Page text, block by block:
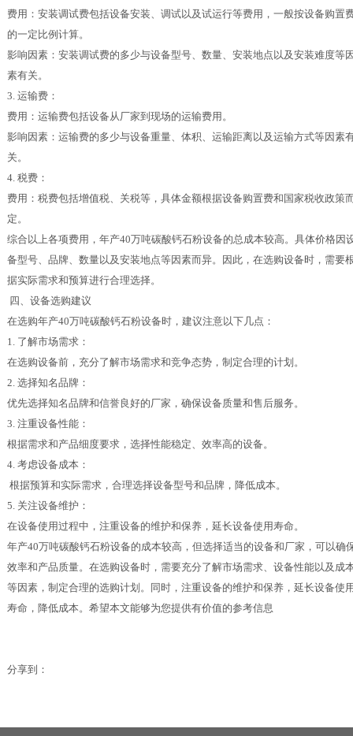
费用：安装调试费包括设备安装、调试以及试运行等费用，一般按设备购置
的一定比例计算。
影响因素：安装调试费的多少与设备型号、数量、安装地点以及安装难度等
素有关。
3. 运输费：
费用：运输费包括设备从厂家到现场的运输费用。
影响因素：运输费的多少与设备重量、体积、运输距离以及运输方式等因素
关。
4. 税费：
费用：税费包括增值税、关税等，具体金额根据设备购置费和国家税收政策
定。
综合以上各项费用，年产40万吨碳酸钙石粉设备的总成本较高。具体价格因
备型号、品牌、数量以及安装地点等因素而异。因此，在选购设备时，需要
据实际需求和预算进行合理选择。
四、设备选购建议
在选购年产40万吨碳酸钙石粉设备时，建议注意以下几点：
1. 了解市场需求：
在选购设备前，充分了解市场需求和竞争态势，制定合理的计划。
2. 选择知名品牌：
优先选择知名品牌和信誉良好的厂家，确保设备质量和售后服务。
3. 注重设备性能：
根据需求和产品细度要求，选择性能稳定、效率高的设备。
4. 考虑设备成本：
根据预算和实际需求，合理选择设备型号和品牌，降低成本。
5. 关注设备维护：
在设备使用过程中，注重设备的维护和保养，延长设备使用寿命。
年产40万吨碳酸钙石粉设备的成本较高，但选择适当的设备和厂家，可以确
效率和产品质量。在选购设备时，需要充分了解市场需求、设备性能以及成
等因素，制定合理的选购计划。同时，注重设备的维护和保养，延长设备使
寿命，降低成本。希望本文能够为您提供有价值的参考信息
分享到：